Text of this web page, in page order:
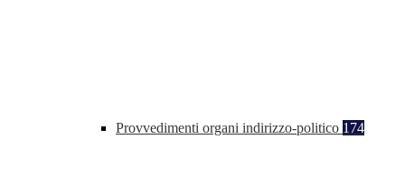
Provvedimenti organi indirizzo-politico 174